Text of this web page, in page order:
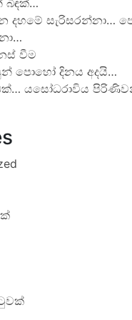
දහමේ සැරිසරන්නා…
වීම
පොහෝ දිනය අදයි…
යසෝධරාවිය